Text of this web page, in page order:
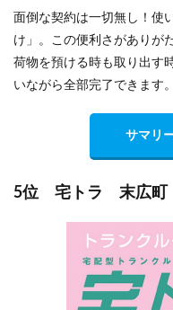
面倒な契約は一切無し！使
け」。この便利さがありが
荷物を預ける時も取り出す
いながら全部完了できます。
サマリ
5位 宅トラ 末広町